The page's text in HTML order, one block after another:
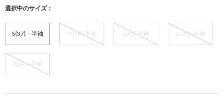
選択中のサイズ：
S(37)－半袖 M(39)-半袖 L(41)-半袖 LL(43)-半袖
3L(45)-半袖